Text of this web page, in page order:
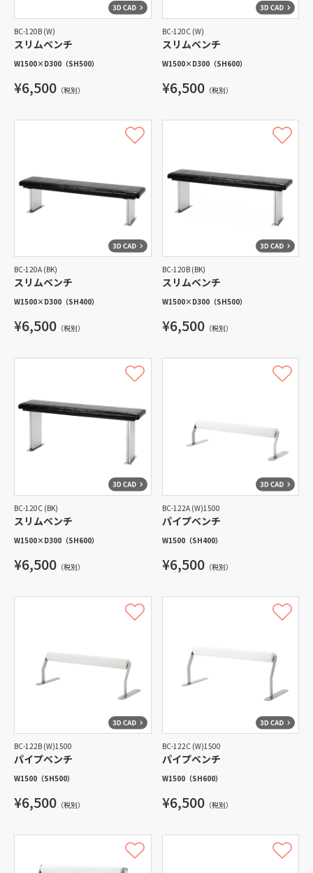
BC-120B (W)
スリムベンチ
W1500× D300 （SH500）
¥6,500 （税別）
BC-120C (W)
スリムベンチ
W1500× D300（SH600）
¥6,500（税別）
BC-120A (BK)
スリムベンチ
W1500× D300 （SH400）
¥6,500 （税別）
BC-120B (BK)
スリムベンチ
W1500× D300（SH500）
¥6,500（税別）
BC-120C (BK)
スリムベンチ
W1500× D300 （SH600）
¥6,500 （税別）
BC-122A (W)1500
パイプベンチ
W1500（SH400）
¥6,500（税別）
BC-122B (W)1500
パイプベンチ
W1500 （SH500）
¥6,500 （税別）
BC-122C (W)1500
パイプベンチ
W1500（SH600）
¥6,500（税別）